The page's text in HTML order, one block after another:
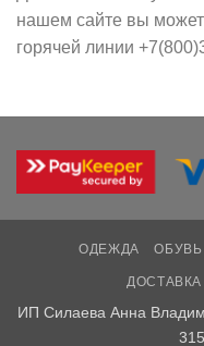
нашем сайте вы
горячей линии
ОДЕЖДА ОБУВЬ
ИП Силаева Анна